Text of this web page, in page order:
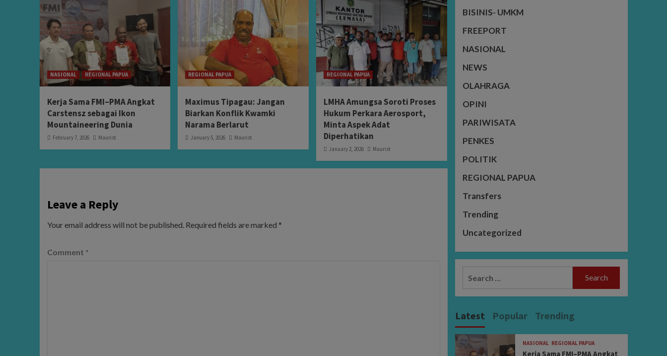
NASIONAL REGIONAL PAPUA
Kerja Sama FMI–PMA Angkat
Carstensz sebagai Ikon
Mountaineering Dunia
February 7, 2026 Maurist
REGIONAL PAPUA
Maximus Tipagau: Jangan
Biarkan Konflik Kwamki
Narama Berlarut
January 5, 2026 Maurist
REGIONAL PAPUA
LMHA Amungsa Soroti Proses
Hukum Perkara Aerosport,
Minta Aspek Adat
Diperhatikan
January 2, 2026 Maurist
Leave a Reply
Your email address will not be published. Required fields are marked *
Comment *
BISINIS- UMKM
FREEPORT
NASIONAL
NEWS
OLAHRAGA
OPINI
PARIWISATA
PENKES
POLITIK
REGIONAL PAPUA
Transfers
Trending
Uncategorized
Latest Popular Trending
NASIONAL REGIONAL PAPUA
Kerja Sama FMI–PMA Angkat